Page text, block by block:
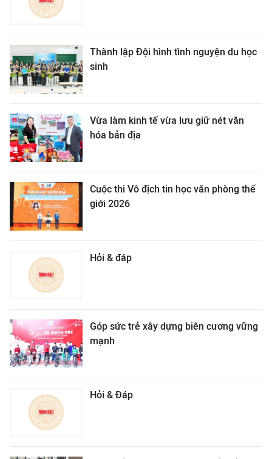
Thành lập Đội hình tình nguyện du học
sinh
Vừa làm kinh tế vừa lưu giữ nét văn
hóa bản địa
Cuộc thi Vô địch tin học văn phòng thế
giới 2026
Hỏi & đáp
Góp sức trẻ xây dựng biên cương vững
mạnh
Hỏi & Đáp